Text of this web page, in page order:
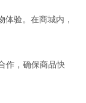
验。在商城内，
作，确保商品快